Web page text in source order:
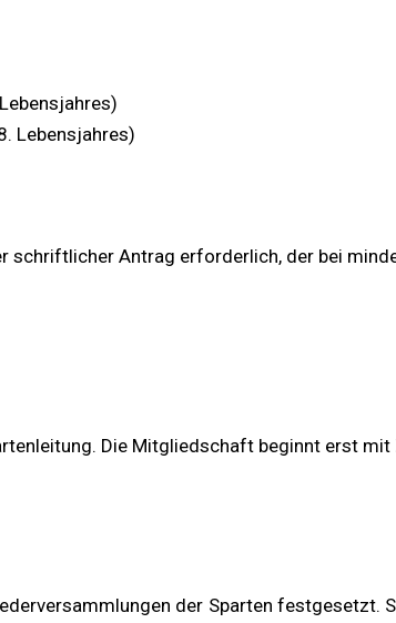
Lebensjahres)
schriftlicher Antrag erforderlich, der bei
Die Mitgliedschaft beginnt erst
der Sparten